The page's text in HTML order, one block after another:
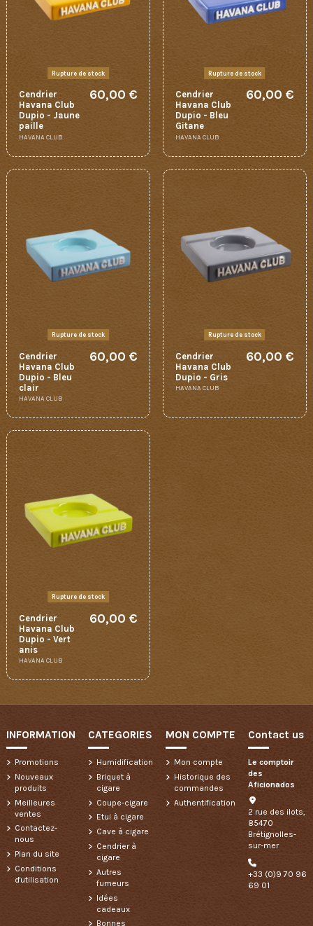
Rupture de stock
Cendrier
Havana Club
Dupio - Jaune
paille
HAVANA CLUB
60,00 €
Rupture de stock
Cendrier
Havana Club
Dupio - Bleu
Gitane
HAVANA CLUB
60,00 €
Rupture de stock
Cendrier
Havana Club
Dupio - Bleu
clair
HAVANA CLUB
60,00 €
Rupture de stock
Cendrier
Havana Club
Dupio - Gris
HAVANA CLUB
60,00 €
Rupture de stock
Cendrier
Havana Club
Dupio - Vert
anis
HAVANA CLUB
60,00 €
INFORMATION
Promotions
Nouveaux
produits
Meilleures
ventes
Contactez-
nous
Plan du site
Conditions
d'utilisation
CATEGORIES
Humidification
Briquet à
cigare
Coupe-cigare
Etui à cigare
Cave à cigare
Cendrier à
cigare
Autres
fumeurs
Idées
cadeaux
Bonnes
MON COMPTE
Mon compte
Historique des
commandes
Authentification
Contact us
Le comptoir
des
Aficionados
2 rue des ilots,
85470
Brétignolles-
sur-mer
+33 (0)9 70 96
69 01